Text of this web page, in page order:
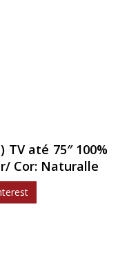
TV até 75″ 100%
Cor: Naturalle